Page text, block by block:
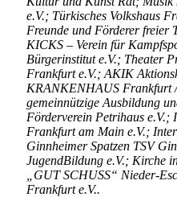
e.V.; Türkisches Volkshaus
Freunde und Förderer freier
KICKS – Verein für
Bürgerinstitut e.V.; Theater
Frankfurt e.V.; AKIK
KRANKENHAUS Frankfurt
gemeinnützige Ausbildung
Förderverein Petrihaus e.V.;
Frankfurt am Main e.V.;
Ginnheimer Spatzen TSV
JugendBildung e.V.; Kirche
„GUT SCHUSS“ Nieder-
Frankfurt e.V..